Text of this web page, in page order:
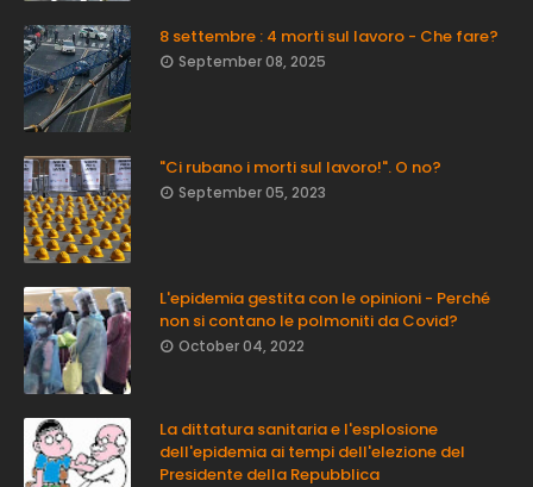
8 settembre : 4 morti sul lavoro - Che fare?
September 08, 2025
"Ci rubano i morti sul lavoro!". O no?
September 05, 2023
L'epidemia gestita con le opinioni - Perché
non si contano le polmoniti da Covid?
October 04, 2022
La dittatura sanitaria e l'esplosione
dell'epidemia ai tempi dell'elezione del
Presidente della Repubblica